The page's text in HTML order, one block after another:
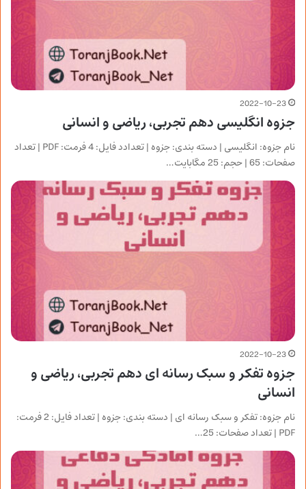
2022-10-23
جزوه انگلیسی دهم تجربی، ریاضی و انسانی
نام جزوه: انگلیسی | دسته بندی: جزوه | تعدادد فایل: 4 فرمت: PDF | تعداد
صفحات: 65 | حجم: 25 مگابایت…
2022-10-23
جزوه تفکر و سبک رسانه ای دهم تجربی، ریاضی و
انسانی
نام جزوه: تفکر و سبک رسانه ای | دسته بندی: جزوه | تعداد فایل: 2 فرمت:
PDF | تعداد صفحات: 25…